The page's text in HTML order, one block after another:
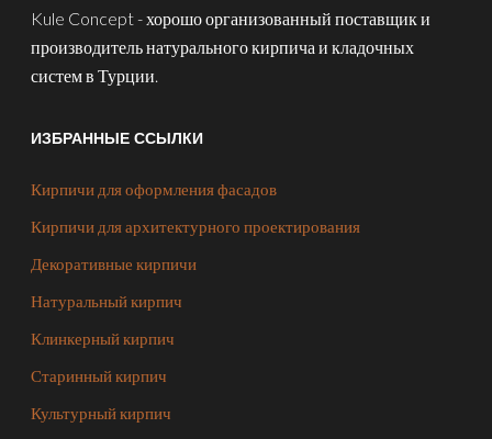
Kule Concept - хорошо организованный поставщик и
производитель натурального кирпича и кладочных
систем в Турции.
ИЗБРАННЫЕ ССЫЛКИ
Кирпичи для оформления фасадов
Кирпичи для архитектурного проектирования
Декоративные кирпичи
Натуральный кирпич
Клинкерный кирпич
Старинный кирпич
Культурный кирпич